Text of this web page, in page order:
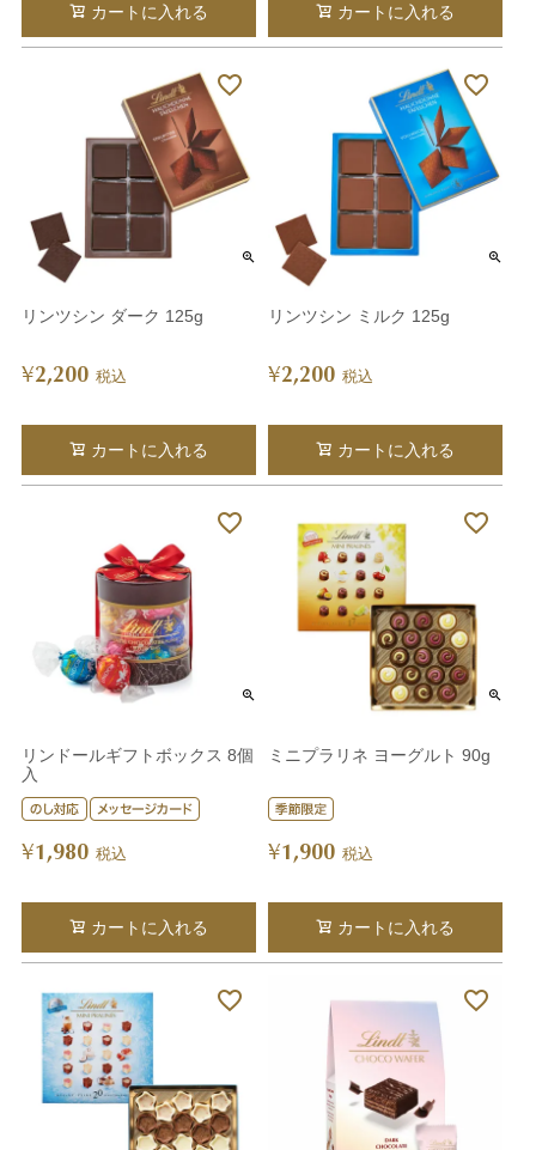
カートに入れる カートに入れる
リンツシン ダーク 125g
¥2,200 税込
カートに入れる
リンツシン ミルク 125g
¥2,200 税込
カートに入れる
リンドールギフトボックス 8個
入
¥1,980 税込
カートに入れる
ミニプラリネ ヨーグルト 90g
¥1,900 税込
カートに入れる